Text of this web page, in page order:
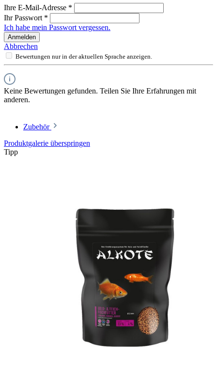
Ihre E-Mail-Adresse *
Ihr Passwort *
Ich habe mein Passwort vergessen.
Anmelden
Abbrechen
Bewertungen nur in der aktuellen Sprache anzeigen.
Keine Bewertungen gefunden. Teilen Sie Ihre Erfahrungen mit
anderen.
Zubehör
Produktgalerie überspringen
Tipp